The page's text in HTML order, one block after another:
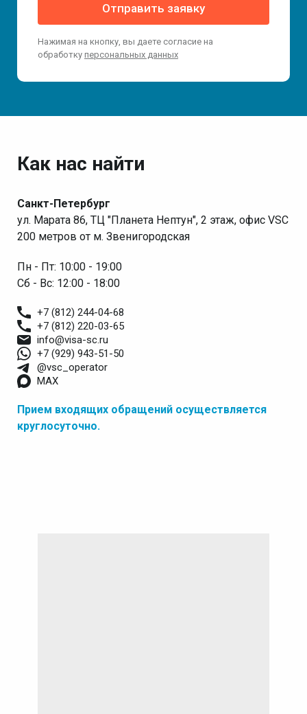
Отправить заявку
Нажимая на кнопку, вы даете согласие на
обработку персональных данных
Как нас найти
Санкт-Петербург
ул. Марата 86, ТЦ "Планета Нептун", 2 этаж, офис VSC
200 метров от м. Звенигородская
Пн - Пт: 10:00 - 19:00
Сб - Вс: 12:00 - 18:00
+7 (812) 244-04-68
+7 (812) 220-03-65
info@visa-sc.ru
+7 (929) 943-51-50
@vsc_operator
MAX
Прием входящих обращений осуществляется
круглосуточно.